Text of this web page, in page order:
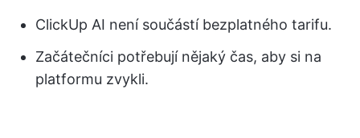
ClickUp AI není součástí bezplatného tarifu.
Začátečníci potřebují nějaký čas, aby si na
platformu zvykli.